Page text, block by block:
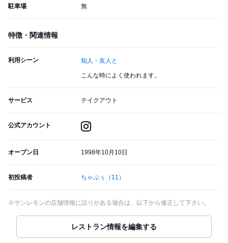
駐車場 無
特徴・関連情報
利用シーン 知人・友人と
こんな時によく使われます。
サービス テイクアウト
公式アカウント
オープン日 1998年10月10日
初投稿者 ちゃぷぅ （11）
※サンレモンの店舗情報に誤りがある場合は、以下から修正して下さい。